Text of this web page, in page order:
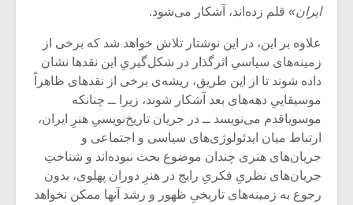
ایران» قلم زده‌اند، آشکار می‌شود.
علاوه بر این، در این نوشتار تلاش خواهد شد که برخی از
زمینه‌های سیاسیِ اثرگذار در شکل‌گیریِ این نقدها نشان
داده شوند تا از این طریق، ریشه‌ی برخی از نقدهای ظاهراً
موسیقاییِ دهه‌های بعد آشکار شوند، زیرا ــ چنانکه
موسوی‏اقدم می‌نویسد ــ در جریان تاریخ‌نویسیِ هنرِ ایران،
ارتباط میان ایدئولوژی‌های سیاسی و اجتماعی و
جریان‌های هنری چندان موضوع بحث نبوده‌اند و شناختِ
جریان‌های نظریِ فکریِ رایج در هنرِ دوران پهلوی، بدون
رجوع به زمینه‌های تاریخیِ ظهور و رشد آنها ممکن نخواهد
میکلوش روژا